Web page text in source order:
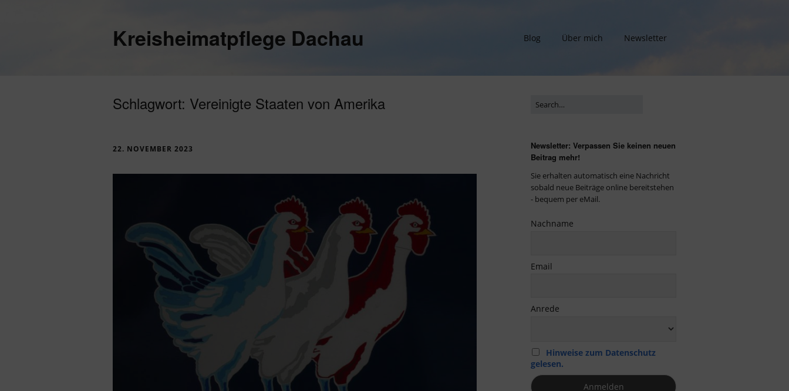
Kreisheimatpflege Dachau Blog Über mich Newsletter
Schlagwort: Vereinigte Staaten von Amerika
22. NOVEMBER 2023
Newsletter: Verpassen Sie keinen neuen
Beitrag mehr!
Sie erhalten automatisch eine Nachricht
sobald neue Beiträge online bereitstehen
- bequem per eMail.
Nachname
Email
Anrede
Hinweise zum Datenschutz
gelesen.